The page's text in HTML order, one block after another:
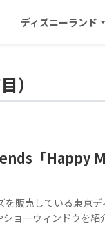
ディズニーランド
）
「Happy
販売している東京デ
ョーウィンドウを紹